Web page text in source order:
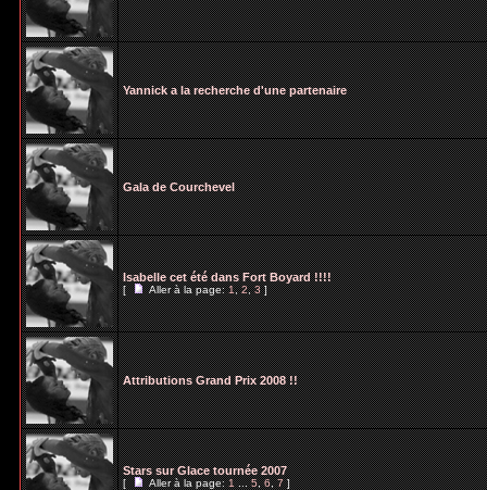
Yannick a la recherche d'une partenaire
Gala de Courchevel
Isabelle cet été dans Fort Boyard !!!!
[ Aller à la page:1,2,3]
Attributions Grand Prix 2008 !!
Stars sur Glace tournée 2007
[ Aller à la page:1...5,6,7]